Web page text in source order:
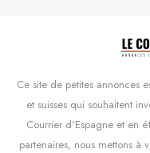
Ce site de petites annonces
et suisses qui souhaitent
Courrier d'Espagne et en
partenaires, nous mettons à